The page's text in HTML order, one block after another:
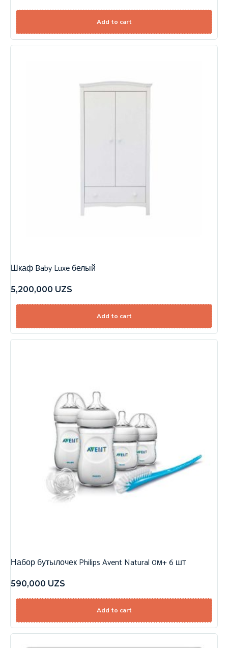
Add to cart
Шкаф Baby Luxe белый
5,200,000 UZS
Add to cart
Набор бутылочек Philips Avent Natural 0м+ 6 шт
590,000 UZS
Add to cart